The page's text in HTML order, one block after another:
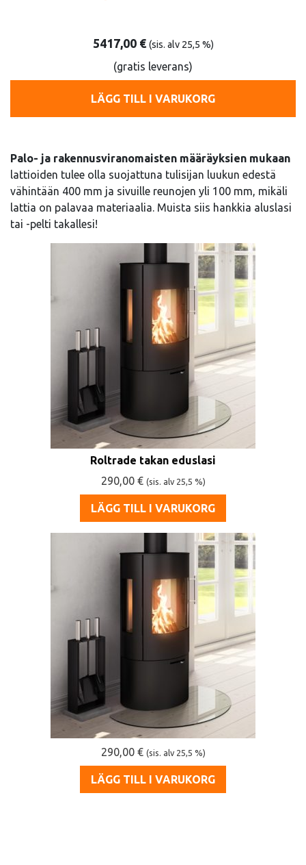
5417,00 € (sis. alv 25,5 %)
(gratis leverans)
LÄGG TILL I VARUKORG
Palo- ja rakennusviranomaisten määräyksien mukaan
lattioiden tulee olla suojattuna tulisijan luukun edestä
vähintään 400 mm ja sivuille reunojen yli 100 mm, mikäli
lattia on palavaa materiaalia. Muista siis hankkia aluslasi
tai -pelti takallesi!
Roltrade takan eduslasi
290,00 € (sis. alv 25,5 %)
LÄGG TILL I VARUKORG
290,00 € (sis. alv 25,5 %)
LÄGG TILL I VARUKORG